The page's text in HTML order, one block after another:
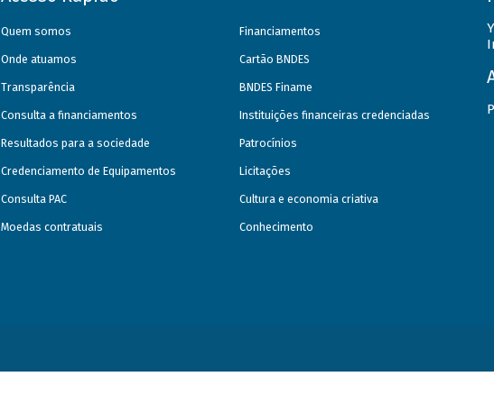
Quem somos
Onde atuamos
Transparência
Consulta a financiamentos
Resultados para a sociedade
Credenciamento de Equipamentos
Consulta PAC
Moedas contratuais
Financiamentos
Cartão BNDES
BNDES Finame
Instituições financeiras credenciadas
Patrocínios
Licitações
Cultura e economia criativa
Conhecimento